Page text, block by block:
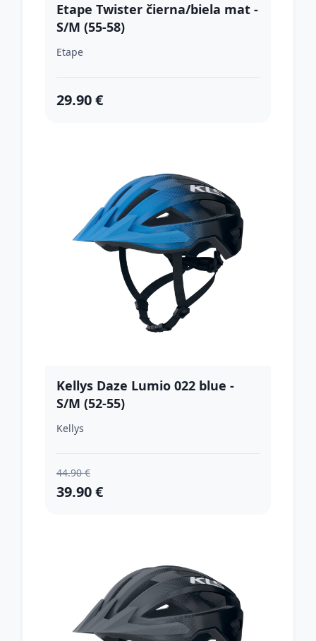
Etape Twister čierna/biela mat -
S/M (55-58)
Etape
29.90 €
Kellys Daze Lumio 022 blue -
S/M (52-55)
Kellys
44.90 €
39.90 €